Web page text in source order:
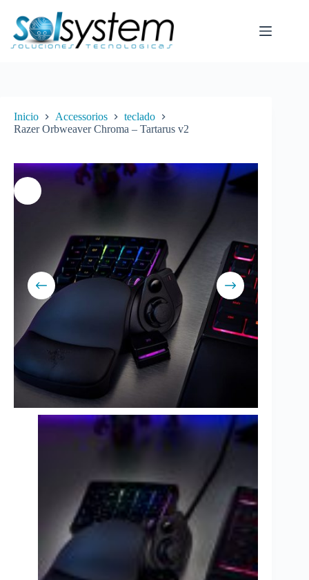
contenido
Inicio Accessorios
teclado
Razer Orbweaver Chroma – Tartarus v2